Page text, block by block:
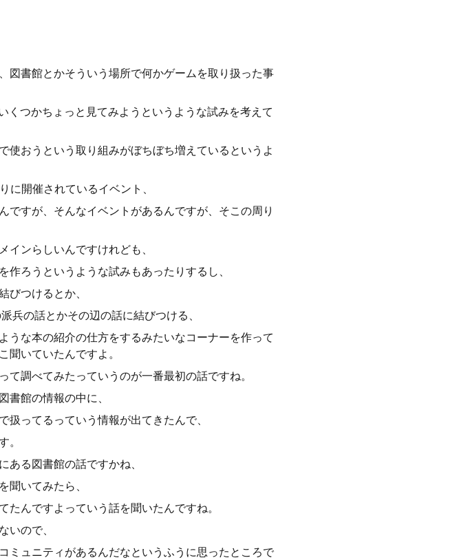
図書館とかそういう場所で何かゲームを取り扱った事
つかちょっと見てみようというような試みを考えて
使おうという取り組みがぼちぼち増えているというよ
に開催されているイベント、
ですが、そんなイベントがあるんですが、そこの周り
ンらしいんですけれども、
ろうというような試みもあったりするし、
びつけるとか、
兵の話とかその辺の話に結びつける、
うな本の紹介の仕方をするみたいなコーナーを作って
聞いていたんですよ。
調べてみたっていうのが一番最初の話ですね。
書館の情報の中に、
ってるっていう情報が出てきたんで、
。
る図書館の話ですかね、
聞いてみたら、
んですよっていう話を聞いたんですね。
いので、
ミュニティがあるんだなというふうに思ったところで